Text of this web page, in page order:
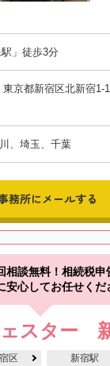
」徒歩3分
東京都新宿区北新宿1-
、埼玉、千葉
務所にメールする
相談無料！相続税
心してお任せくだ
スター
区 新宿駅